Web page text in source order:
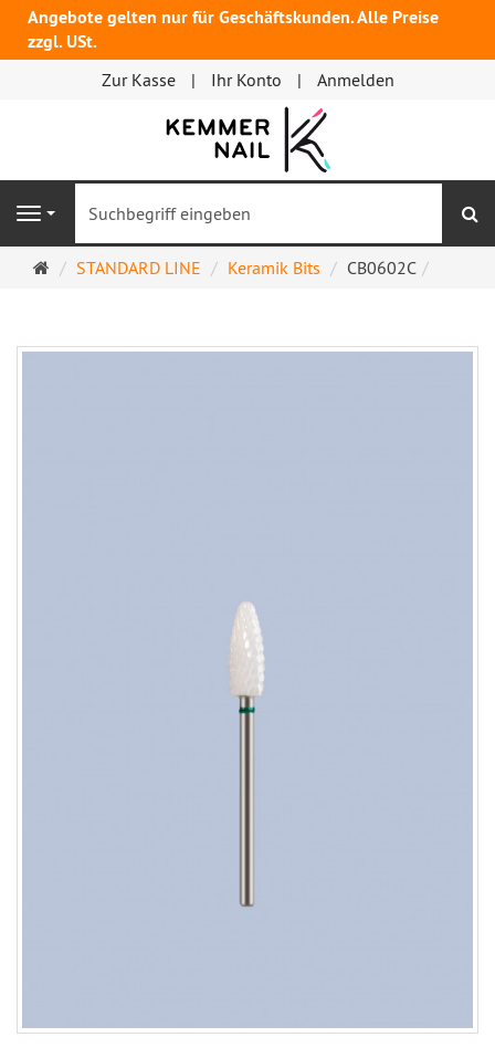
Angebote gelten nur für Geschäftskunden. Alle Preise
zzgl. USt.
Zur Kasse Ihr Konto Anmelden
Navigation
Startseite
STANDARD LINE Keramik Bits CB0602C